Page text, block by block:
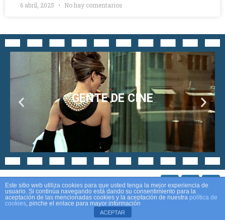
6 abril, 2025 No hay comentarios
GENTE DE CINE
Política de privacidad
Este sitio web utiliza cookies para que usted tenga la mejor experiencia de
usuario. Si continúa navegando está dando su consentimiento para la
aceptación de las mencionadas cookies y la aceptación de nuestra política de
cookies, pinche el enlace para mayor información
ACEPTAR